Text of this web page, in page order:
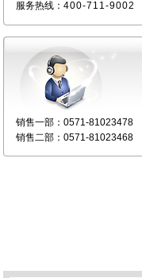
服务热线： 400-711-9002
销售一部： 0571-81023478
销售二部： 0571-81023468